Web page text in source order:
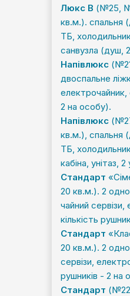
Люкс В (№25,
кв.м.). спальня
ТБ,
санвузла (душ,
Напівлюкс
двоспальне
електрочайник,
2 на особу).
Напівлюкс
кв.м.), спальня
ТБ,
кабіна, унітаз,
Стандарт
20 кв.м.). 2
чайний
кількість
Стандарт
20 кв.м.). 2
сервізи,
рушників - 2 на
Стандарт